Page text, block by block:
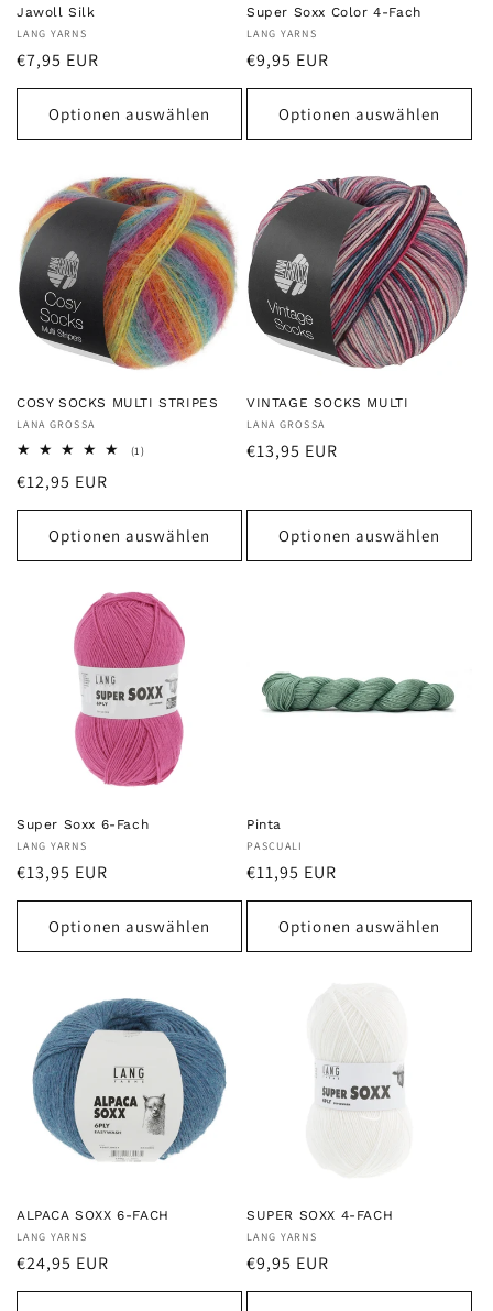
Jawoll Silk
Anbieter:
LANG YARNS
Normaler
Preis
€7,95 EUR
Optionen auswählen
Super Soxx Color 4-Fach
Anbieter:
LANG YARNS
Normaler
Preis
€9,95 EUR
Optionen auswählen
COSY SOCKS MULTI STRIPES
Anbieter:
LANA GROSSA
(1)1
Normaler
Preis
€12,95 EUR
Optionen auswählen
VINTAGE SOCKS MULTI
Anbieter:
LANA GROSSA
Normaler
€13,95 EUR
Optionen auswählen
Super Soxx 6-Fach
Anbieter:
LANG YARNS
Normaler
Preis
€13,95 EUR
Optionen auswählen
Pinta
Anbieter:
PASCUALI
Normaler
Preis
€11,95 EUR
Optionen auswählen
ALPACA SOXX 6-FACH
Anbieter:
LANG YARNS
Normaler
Preis
€24,95 EUR
SUPER SOXX 4-FACH
Anbieter:
LANG YARNS
Normaler
Preis
€9,95 EUR